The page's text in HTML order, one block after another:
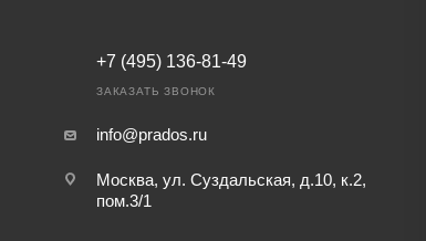
+7 (495) 136-81-49
ЗАКАЗАТЬ ЗВОНОК
info@prados.ru
Москва, ул. Суздальская, д.10, к.2,
пом.3/1